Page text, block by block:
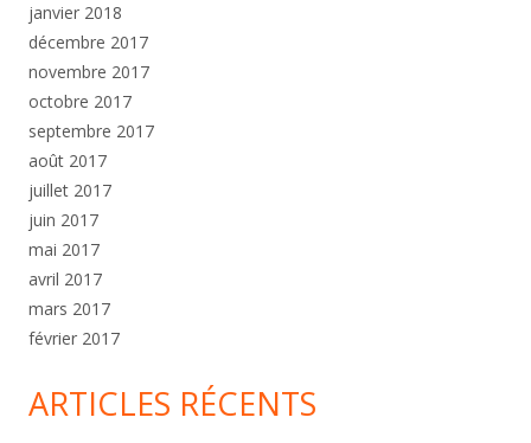
janvier 2018
décembre 2017
novembre 2017
octobre 2017
septembre 2017
août 2017
juillet 2017
juin 2017
mai 2017
avril 2017
mars 2017
février 2017
ARTICLES RÉCENTS